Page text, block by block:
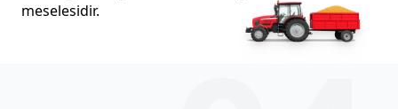
meselesidir.